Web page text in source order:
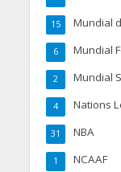
Mundial
15
Mundial
6
Mundial
2
Nations
4
NBA
31
NCAAF
1